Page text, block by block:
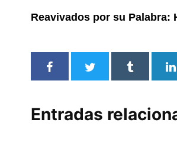
Reavivados por su Palabra:
Entradas